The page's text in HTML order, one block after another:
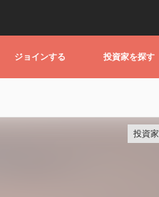
ジョインする 投資家を探す
投資家